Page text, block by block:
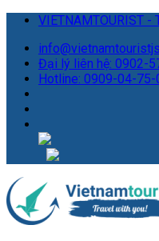
VIETNAMTOURIST -
Đại lý liên hệ: 0902-
Hotline: 0909-04-75-